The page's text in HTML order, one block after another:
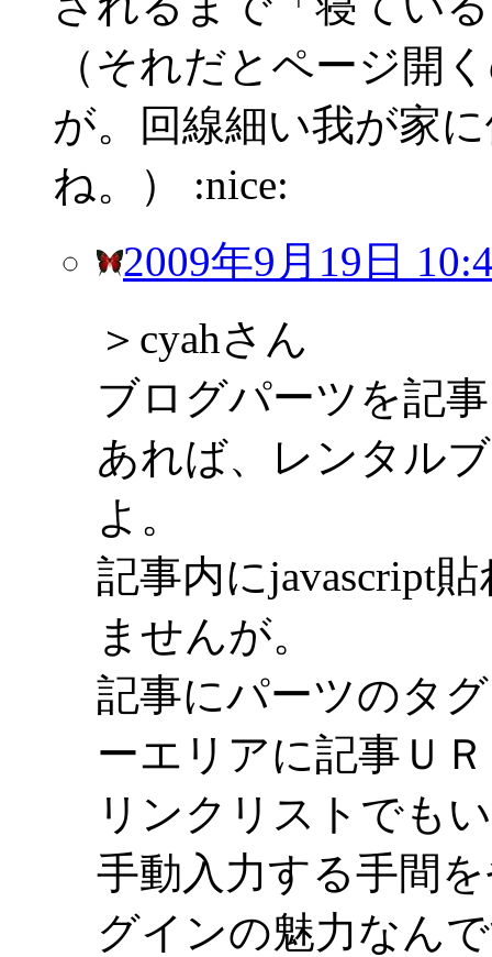
（それだとページ開
が。回線細い我が家
ね。） :nice:
2009年9月19日
＞cyahさん
ブログパーツを記
あれば、レンタル
よ。
記事内にjavascript
ませんが。
記事にパーツのタ
ーエリアに記事Ｕ
リンクリストでも
手動入力する手間
グインの魅力なん